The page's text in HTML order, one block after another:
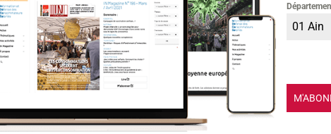
Commentaire 01 Ain